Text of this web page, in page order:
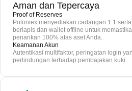
Aman dan Tepercaya
Proof of Reserves
Poloniex menyediakan cadangan 1:1
berlapis dan wallet offline untuk
penarikan 100% atas aset Anda.
Keamanan Akun
Autentikasi multifaktor, peringatan login
perlindungan terhadap pembajakan kuki